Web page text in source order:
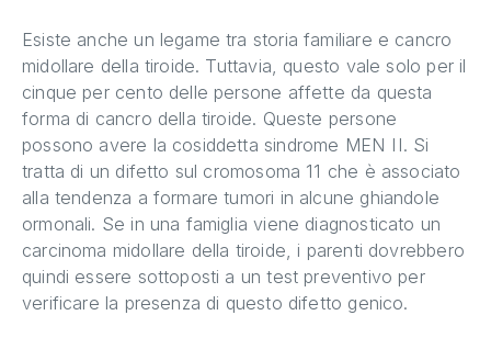
Esiste anche un legame tra storia familiare e cancro
midollare della tiroide. Tuttavia, questo vale solo per il
cinque per cento delle persone affette da questa
forma di cancro della tiroide. Queste persone
possono avere la cosiddetta sindrome MEN II. Si
tratta di un difetto sul cromosoma 11 che è associato
alla tendenza a formare tumori in alcune ghiandole
ormonali. Se in una famiglia viene diagnosticato un
carcinoma midollare della tiroide, i parenti dovrebbero
quindi essere sottoposti a un test preventivo per
verificare la presenza di questo difetto genico.